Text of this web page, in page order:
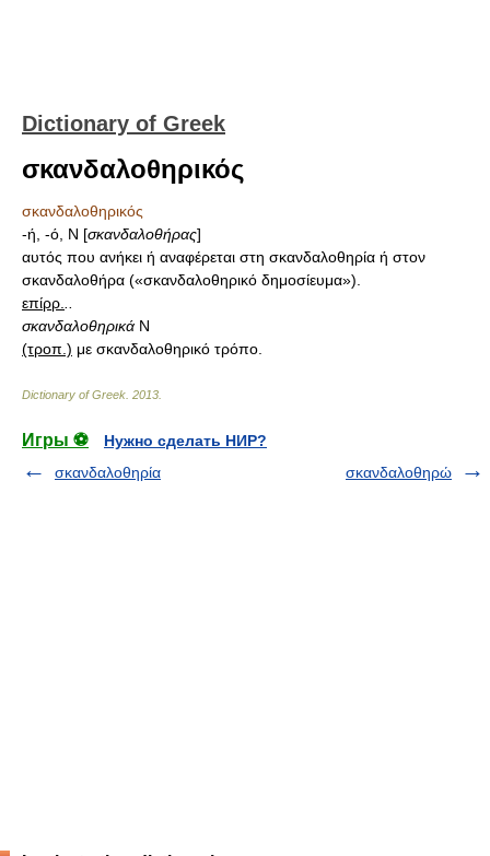
Dictionary of Greek
σκανδαλοθηρικός
σκανδαλοθηρικός
-ή, -ό, Ν [σκανδαλοθήρας]
αυτός που ανήκει ή αναφέρεται στη σκανδαλοθηρία ή στον
σκανδαλοθήρα («σκανδαλοθηρικό δημοσίευμα»).
επίρρ.
σκανδαλοθηρικά Ν
(τροπ.) με σκανδαλοθηρικό τρόπο.
Dictionary of Greek 2013
Игры ⚽
Нужно сделать НИР?
σκανδαλοθηρία
σκανδαλοθηρώ